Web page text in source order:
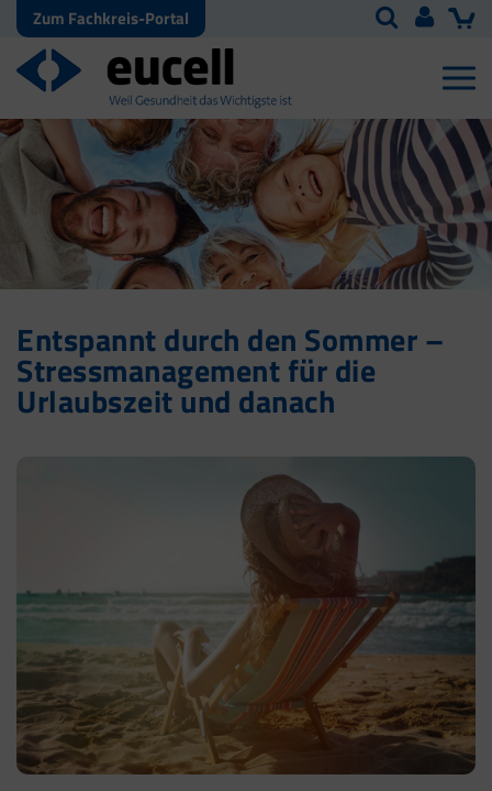
Zum Fachkreis-Portal
Entspannt durch den Sommer –
Stressmanagement für die
Urlaubszeit und danach